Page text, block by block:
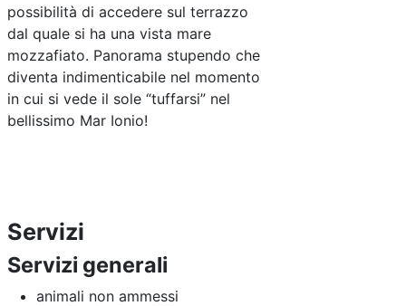
possibilità di accedere sul terrazzo
dal quale si ha una vista mare
mozzafiato. Panorama stupendo che
diventa indimenticabile nel momento
in cui si vede il sole “tuffarsi” nel
bellissimo Mar Ionio!
Servizi
Servizi generali
animali non ammessi